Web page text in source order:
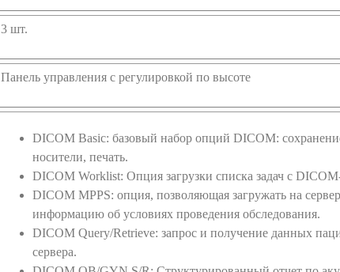
3 шт.
Панель управления с регулировкой по высоте
DICOM Basic: базовый набор опций DICOM:
носители, печать.
DICOM Worklist: Опция загрузки списка задач с
DICOM MPPS: опция, позволяющая загружать на
информацию об условиях проведения обследования.
DICOM Query/Retrieve: запрос и получение данных
сервера.